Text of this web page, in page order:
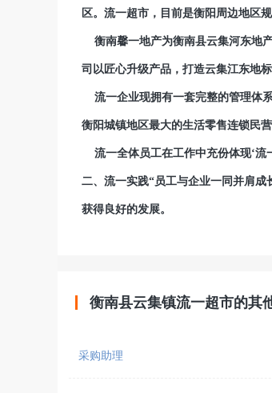
区。流一超市，目前是衡阳周边地区
衡南馨一地产为衡南县云集河东地
司以匠心升级产品，打造云集江东地
流一企业现拥有一套完整的管理体
衡阳城镇地区最大的生活零售连锁民营
流一全体员工在工作中充份体现‘流
二、流一实践“员工与企业一同并肩
获得良好的发展。
衡南县云集镇流一超市的其
采购助理